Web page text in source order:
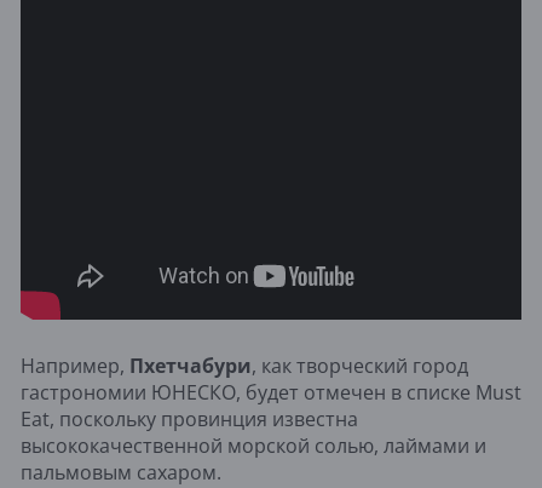
Например, Пхетчабури, как творческий город
гастрономии ЮНЕСКО, будет отмечен в списке Must
Eat, поскольку провинция известна
высококачественной морской солью, лаймами и
пальмовым сахаром.